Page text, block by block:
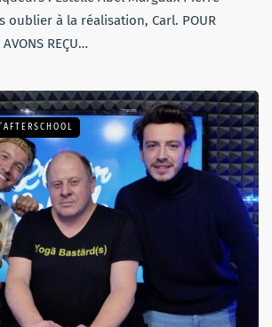
oublier à la réalisation, Carl. POUR
AVONS REÇU…